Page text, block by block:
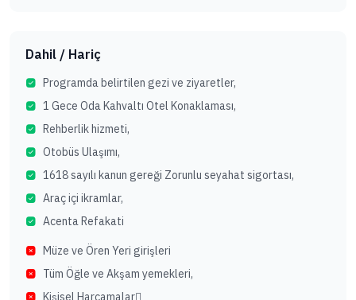
Dahil / Hariç
Programda belirtilen gezi ve ziyaretler,
1 Gece Oda Kahvaltı Otel Konaklaması,
Rehberlik hizmeti,
Otobüs Ulaşımı,
1618 sayılı kanun gereği Zorunlu seyahat sigortası,
Araç içi ikramlar,
Acenta Refakati
Müze ve Ören Yeri girişleri
Tüm Öğle ve Akşam yemekleri,
Kişisel Harcamalar